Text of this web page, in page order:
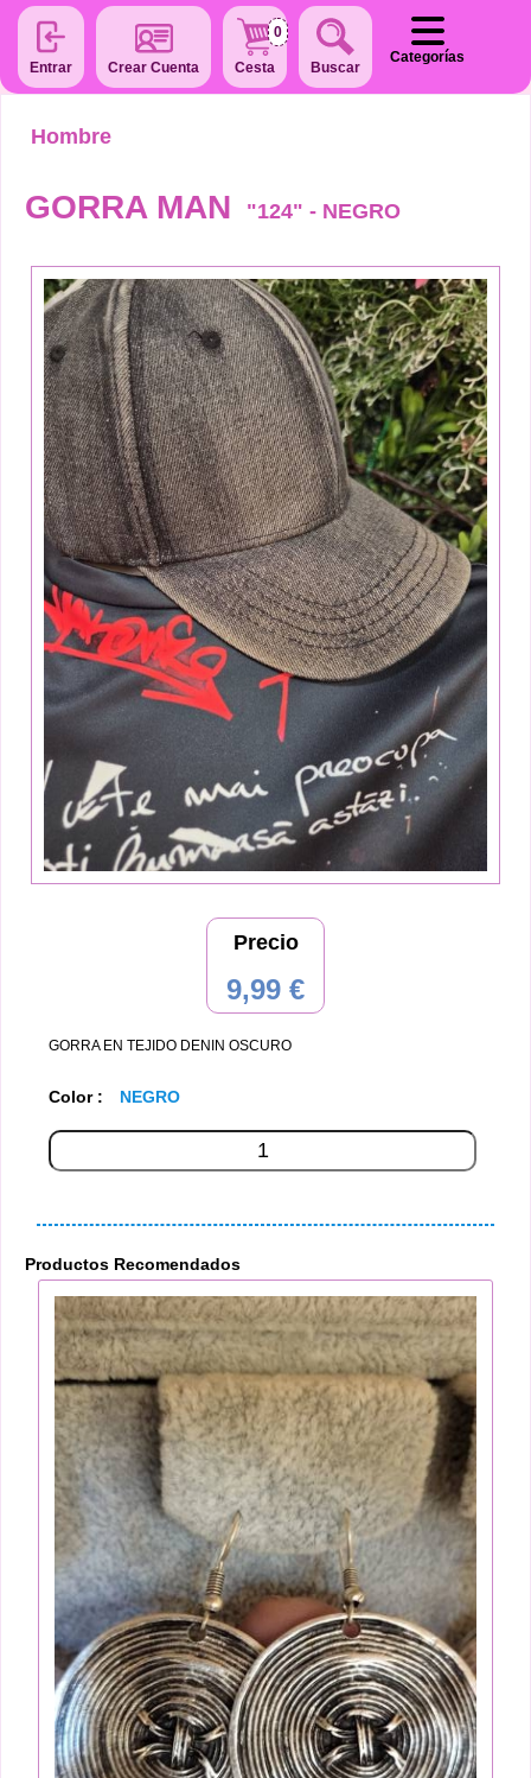
Entrar Crear Cuenta
0
Cesta Buscar
Categorías
Hombre
GORRA MAN "124" - NEGRO
Precio
9,99 €
GORRA EN TEJIDO DENIN OSCURO
Color : NEGRO
Productos Recomendados